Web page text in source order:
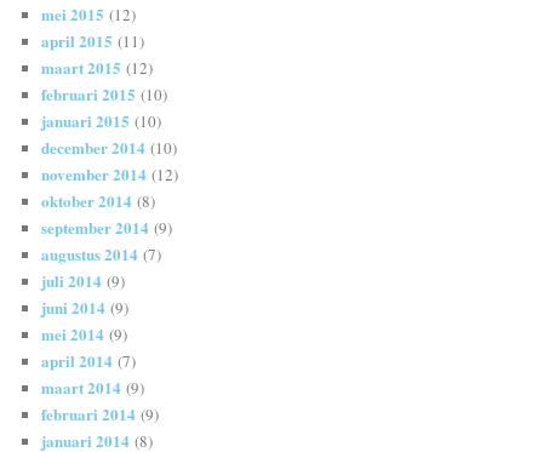
mei 2015 (12)
april 2015 (11)
maart 2015 (12)
februari 2015 (10)
januari 2015 (10)
december 2014 (10)
november 2014 (12)
oktober 2014 (8)
september 2014 (9)
augustus 2014 (7)
juli 2014 (9)
juni 2014 (9)
mei 2014 (9)
april 2014 (7)
maart 2014 (9)
februari 2014 (9)
januari 2014 (8)